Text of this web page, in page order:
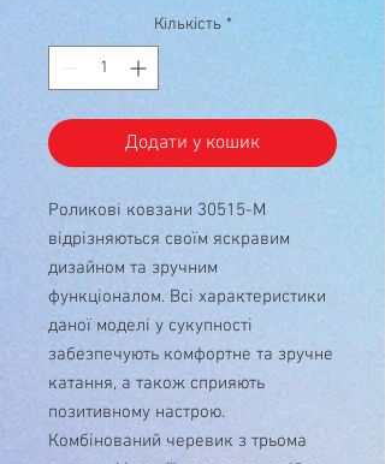
Кількість *
Додати у кошик
Роликові ковзани 30515-М
відрізняються своїм яскравим
дизайном та зручним
функціоналом. Всі характеристики
даної моделі у сукупності
забезпечують комфортне та зручне
катання, а також сприяють
позитивному настрою.
Комбінований черевик з трьома